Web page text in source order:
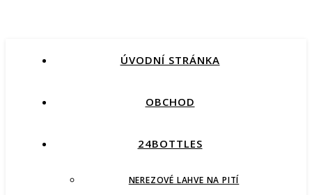
ÚVODNÍ STRÁNKA
OBCHOD
24BOTTLES
NEREZOVÉ LAHVE NA PITÍ